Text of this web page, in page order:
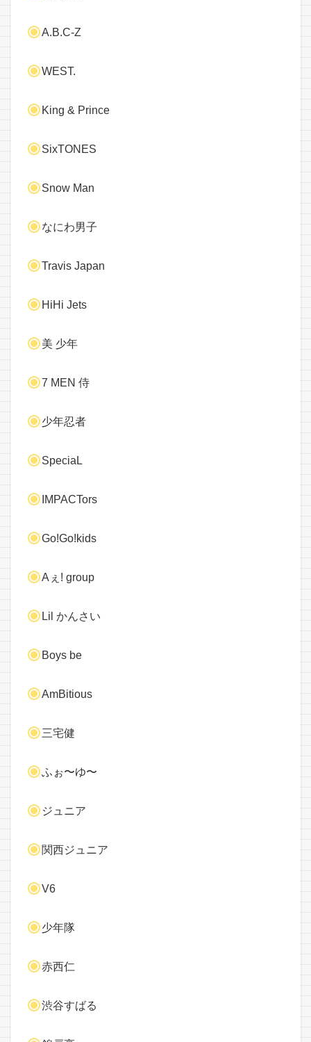
A.B.C-Z
WEST.
King & Prince
SixTONES
Snow Man
なにわ男子
Travis Japan
HiHi Jets
美 少年
7 MEN 侍
少年忍者
SpeciaL
IMPACTors
Go!Go!kids
Aぇ! group
Lil かんさい
Boys be
AmBitious
三宅健
ふぉ〜ゆ〜
ジュニア
関西ジュニア
V6
少年隊
赤西仁
渋谷すばる